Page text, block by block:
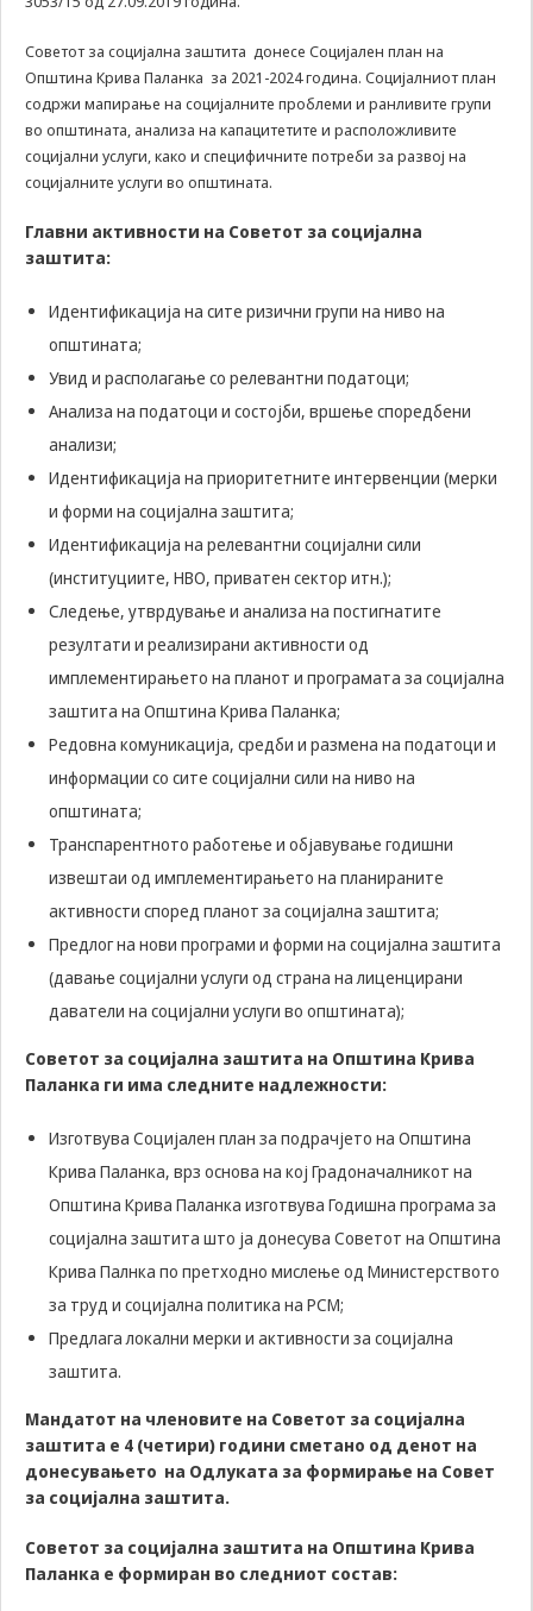
Советот за социјална заштита донесе Социјален план на
Општина Крива Паланка за 2021-2024 година. Социјалниот план
содржи мапирање на социјалните проблеми и ранливите групи
во општината, анализа на капацитетите и расположливите
социјални услуги, како и специфичните потреби за развој на
социјалните услуги во општината.
Главни активности на Советот за социјална
заштита:
Идентификација на сите ризични групи на ниво на
општината;
Увид и располагање со релевантни податоци;
Анализа на податоци и состојби, вршење споредбени
анализи;
Идентификација на приоритетните интервенции (мерки
и форми на социјална заштита;
Идентификација на релевантни социјални сили
(институциите, НВО, приватен сектор итн.);
Следење, утврдување и анализа на постигнатите
резултати и реализирани активности од
имплементирањето на планот и програмата за социјална
заштита на Општина Крива Паланка;
Редовна комуникација, средби и размена на податоци и
информации со сите социјални сили на ниво на
општината;
Транспарентното работење и објавување годишни
извештаи од имплементирањето на планираните
активности според планот за социјална заштита;
Предлог на нови програми и форми на социјална заштита
(давање социјални услуги од страна на лиценцирани
даватели на социјални услуги во општината);
Советот за социјална заштита на Општина Крива
Паланка ги има следните надлежности:
Изготвува Социјален план за подрачјето на Општина
Крива Паланка, врз основа на кој Градоначалникот на
Општина Крива Паланка изготвува Годишна програма за
социјална заштита што ја донесува Советот на Општина
Крива Палнка по претходно мислење од Министерството
за труд и социјална политика на РСМ;
Предлага локални мерки и активности за социјална
заштита.
Мандатот на членовите на Советот за социјална
заштита е 4 (четири) години сметано од денот на
донесувањето на Одлуката за формирање на Совет
за социјална заштита.
Советот за социјална заштита на Општина Крива
Паланка е формиран во следниот состав:
завршите сесијата
на него. Овие
колачиња се
задолжителни за
одредени
страница за
колачиња се
овозможиме да
услугите кои сте
страница. Без
услугите кои сте
ги побарале нема
да може да Ви
Овие колачиња
автоматски ќе
бидат избришани
од Вашиот уред
со прекинување
на тековната
сесија или
Овие колачиња
може да се
запомнување на
Вашите
активности како
што е на пример
апликација за
вработување
враќање на
претходната
време на истата
сесија (користење
опција).
improve
the
website's
structure,